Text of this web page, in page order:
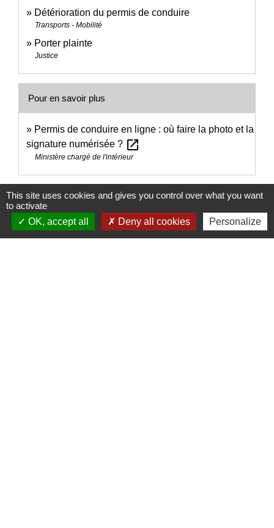
Détérioration du permis de conduire
Transports - Mobilité
Porter plainte
Justice
Pour en savoir plus
Permis de conduire en ligne : où faire la photo et la
signature numérisée ? open_in_new
Ministère chargé de l'intérieur
Signaler une erreur sur cette page
This site uses cookies and gives you control over what you want
to activate
OK, accept all
Deny all cookies Personalize